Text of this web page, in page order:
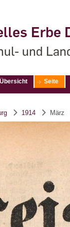
Erbe
und
Übersicht Seite
1914 März